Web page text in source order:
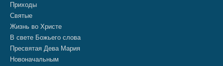
Приходы
Святые
Жизнь во Христе
В свете Божьего слова
Пресвятая Дева Мария
Новоначальным